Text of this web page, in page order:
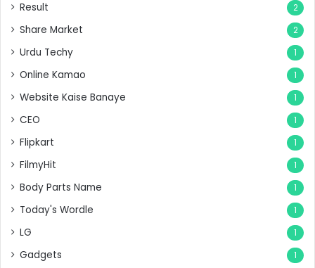
Result 2
Share Market 2
Urdu Techy 1
Online Kamao 1
Website Kaise Banaye 1
CEO 1
Flipkart 1
FilmyHit 1
Body Parts Name 1
Today's Wordle 1
LG 1
Gadgets 1